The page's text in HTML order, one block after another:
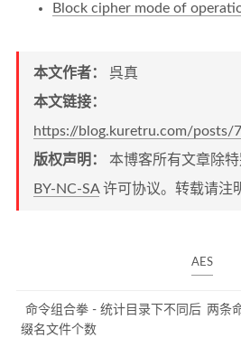
Block cipher mode of
本文作者： 呉真
本文链接：
https://blog.kuretru.com/posts/
版权声明： 本博客所有文章除
BY-NC-SA许可协议。转载请注
AES
命令组合拳 - 统计目录下不同后
缀名文件个数
两条